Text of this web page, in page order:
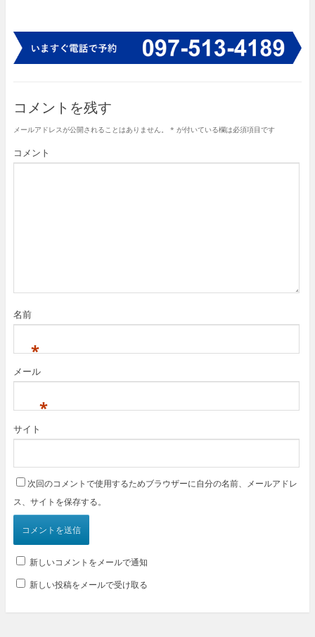
コメントを残す
メールアドレスが公開されることはありません。 * が付いている欄は必須項目です
コメント
名前
*
メール
*
サイト
次回のコメントで使用するためブラウザーに自分の名前、メールアドレ
ス、サイトを保存する。
新しいコメントをメールで通知
新しい投稿をメールで受け取る